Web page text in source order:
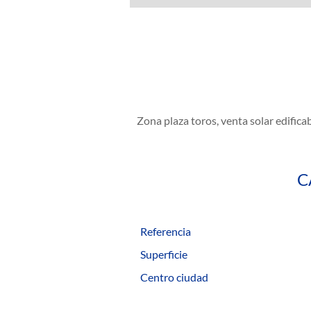
Zona plaza toros, venta solar
Referencia
Superficie
Centro ciudad